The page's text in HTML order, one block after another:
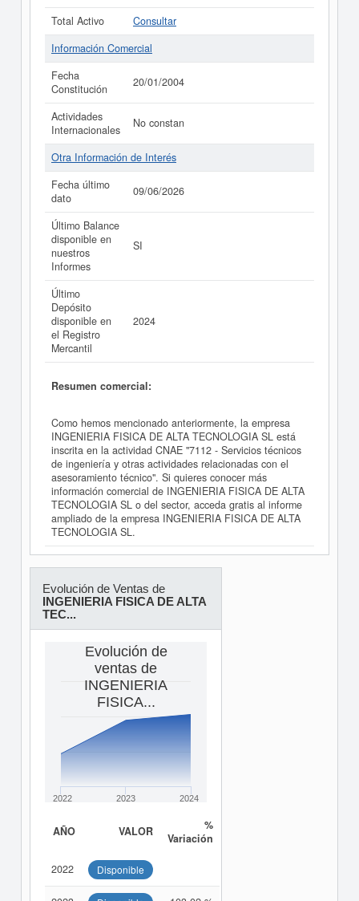
Total Activo
Consultar
Información Comercial
Fecha
Constitución
20/01/2004
Actividades
Internacionales
No constan
Otra Información de Interés
Fecha último
dato
09/06/2026
Último Balance
disponible en
nuestros
Informes
SI
Último
Depósito
disponible en
el Registro
Mercantil
2024
Resumen comercial:
Como hemos mencionado anteriormente, la empresa
INGENIERIA FISICA DE ALTA TECNOLOGIA SL está
inscrita en la actividad CNAE "7112 - Servicios técnicos
de ingeniería y otras actividades relacionadas con el
asesoramiento técnico". Si quieres conocer más
información comercial de INGENIERIA FISICA DE ALTA
TECNOLOGIA SL o del sector, acceda gratis al informe
ampliado de la empresa INGENIERIA FISICA DE ALTA
TECNOLOGIA SL.
Evolución de Ventas de
INGENIERIA FISICA DE ALTA
TEC...
Evolución de
ventas de
INGENIERIA
FISICA...
2022 2023 2024
AÑO VALOR
%
Variación
2022 Disponible